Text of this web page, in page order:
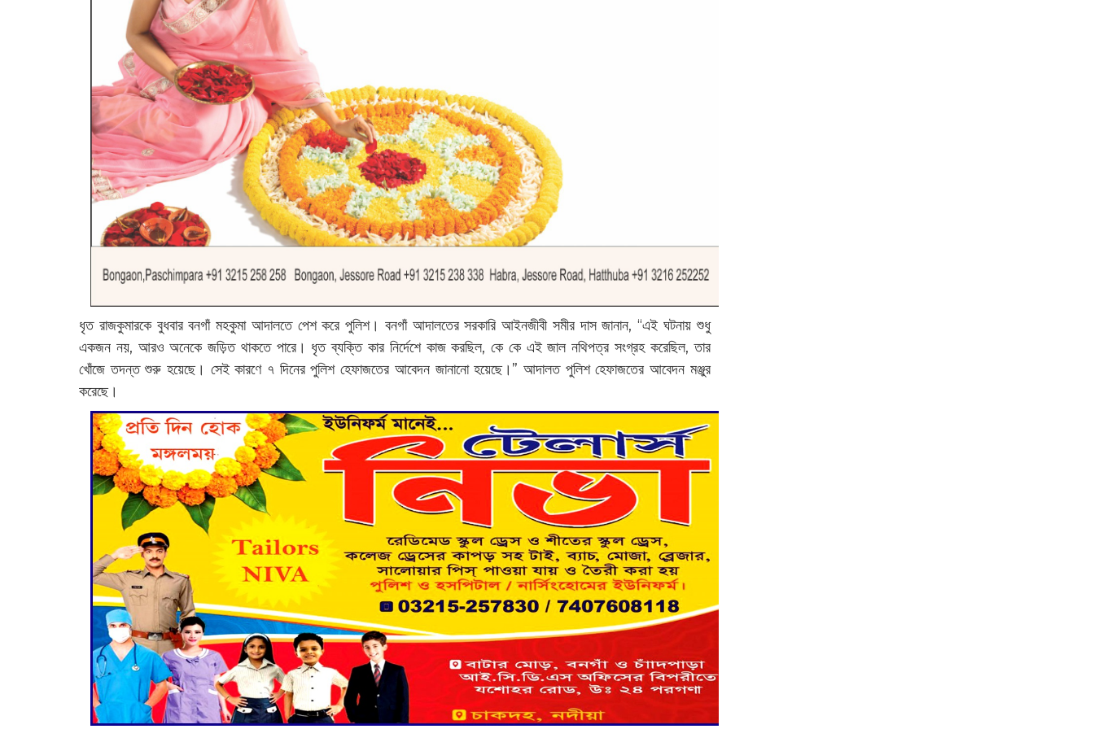
ধৃত রাজকুমারকে বুধবার বনগাঁ মহকুমা আদালতে পেশ করে পুলিশ। বনগাঁ আদালতের সরকারি আইনজীবী সমীর দাস জানান, “এই ঘটনায় শুধু
একজন নয়, আরও অনেকে জড়িত থাকতে পারে। ধৃত ব্যক্তি কার নির্দেশে কাজ করছিল, কে কে এই জাল নথিপত্র সংগ্রহ করেছিল, তার
খোঁজে তদন্ত শুরু হয়েছে। সেই কারণে ৭ দিনের পুলিশ হেফাজতের আবেদন জানানো হয়েছে।” আদালত পুলিশ হেফাজতের আবেদন মঞ্জুর
করেছে।